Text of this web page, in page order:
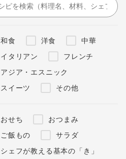
和食 洋食
中華
イタリアン
フレンチ
アジア・エスニック
スイーツ
その他
おせち
おつまみ
ご飯もの
サラダ
シェフが教える基本の「き」